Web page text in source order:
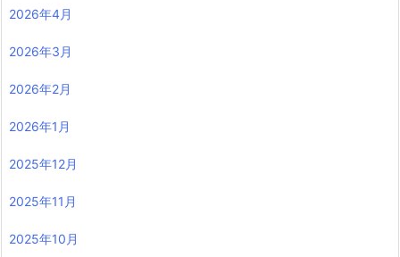
2026年4月
2026年3月
2026年2月
2026年1月
2025年12月
2025年11月
2025年10月